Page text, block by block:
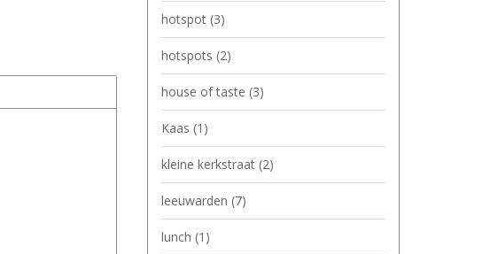
hotspot (3)
hotspots (2)
house of taste (3)
Kaas (1)
kleine kerkstraat (2)
leeuwarden (7)
lunch (1)